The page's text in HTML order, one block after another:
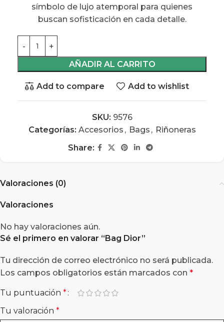
símbolo de lujo atemporal para quienes
buscan sofisticación en cada detalle.
AÑADIR AL CARRITO
Add to compare Add to wishlist
SKU: 9576
Categorías: Accesorios , Bags , Riñoneras
Share:
Valoraciones (0)
Valoraciones
No hay valoraciones aún.
Sé el primero en valorar “ Bag Dior”
Tu dirección de correo electrónico no será publicada.
Los campos obligatorios están marcados con *
Tu puntuación *
Tu valoración *